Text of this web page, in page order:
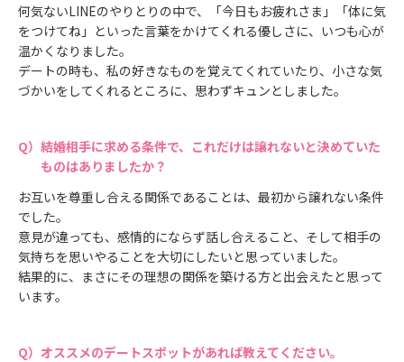
何気ないLINEのやりとりの中で、「今日もお疲れさま」「体に気
をつけてね」といった言葉をかけてくれる優しさに、いつも心が
温かくなりました。
デートの時も、私の好きなものを覚えてくれていたり、小さな気
づかいをしてくれるところに、思わずキュンとしました。
結婚相手に求める条件で、これだけは譲れないと決めていた
ものはありましたか？
お互いを尊重し合える関係であることは、最初から譲れない条件
でした。
意見が違っても、感情的にならず話し合えること、そして相手の
気持ちを思いやることを大切にしたいと思っていました。
結果的に、まさにその理想の関係を築ける方と出会えたと思って
います。
オススメのデートスポットがあれば教えてください。